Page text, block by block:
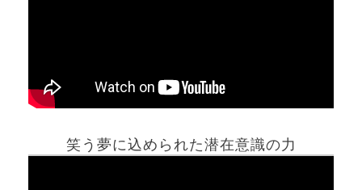
笑う夢に込められた潜在意識の力